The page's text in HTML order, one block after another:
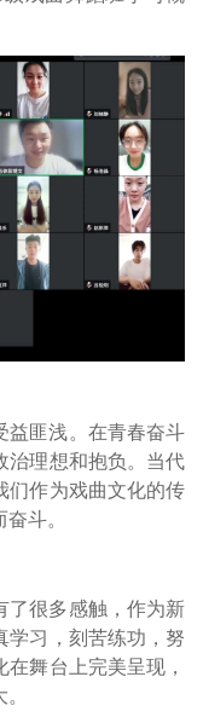
益匪浅。 在青春奋斗
治理想和抱负 。 当代
们作为戏曲文化的传
奋斗。
了很多感触，作为新
学习，刻苦练功，努
舞台上完美呈现，